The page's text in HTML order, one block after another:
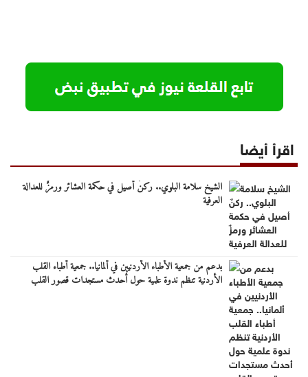
اقرأ أيضا
الشيخ سلامة البلوي.. ركنٌ أصيل في حكمة العشائر ورمزٌ للعدالة
العرفية
بدعم من جمعية الأطباء الأردنيين في ألمانيا.. جمعية أطباء القلب
الأردنية تنظم ندوة علمية حول أحدث مستجدات قصور القلب